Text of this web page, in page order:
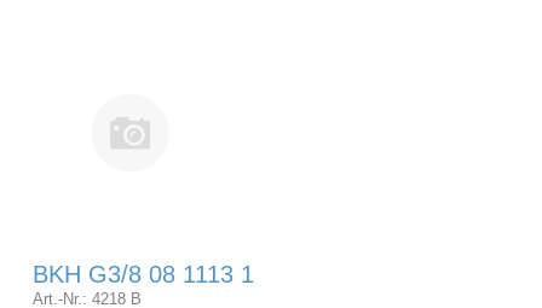
BKH G3/8 08 1113 1
Art.-Nr.: 4218 B